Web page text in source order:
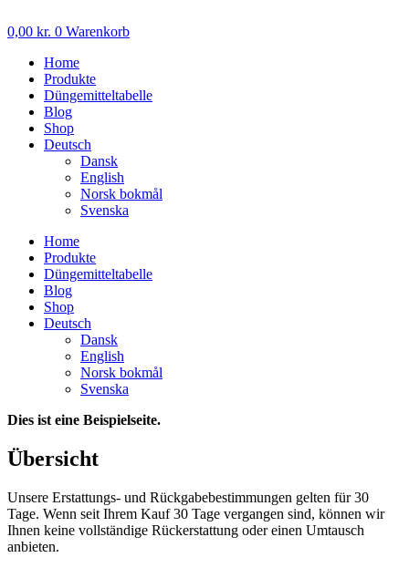
Inhalt
0,00 kr. 0 Warenkorb
Home
Produkte
Düngemitteltabelle
Blog
Shop
Deutsch
Dansk
English
Norsk bokmål
Svenska
Home
Produkte
Düngemitteltabelle
Blog
Shop
Deutsch
Dansk
English
Norsk bokmål
Svenska
Dies ist eine Beispielseite.
Übersicht
Unsere Erstattungs- und Rückgabebestimmungen gelten für 30
Tage. Wenn seit Ihrem Kauf 30 Tage vergangen sind, können wir
Ihnen keine vollständige Rückerstattung oder einen Umtausch
anbieten.